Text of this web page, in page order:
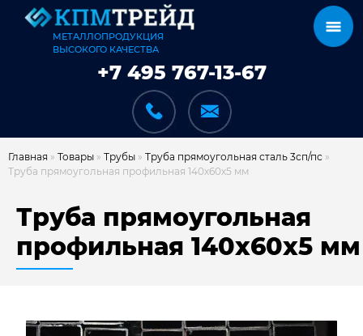
МЕТАЛЛОПРОДУКЦИЯ
ВЫСОКОГО КАЧЕСТВА
+7 495 767-13-67
КАК МЫ РАБОТАЕМ
Главная » Товары » Трубы » Труба прямоугольная сталь 3сп/пс »
Труба прямоугольная профильная 140х60х5 мм
Труба прямоугольная
профильная 140х60х5 мм